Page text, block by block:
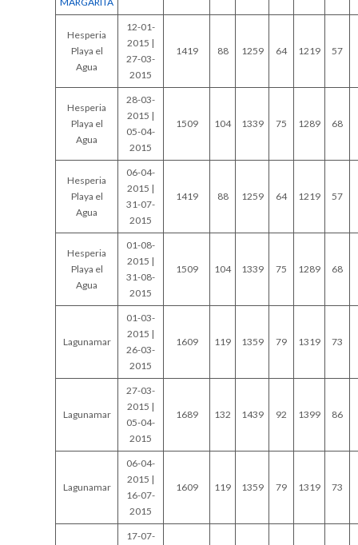
Hesperia
Playa el
Agua
12-01-
2015 |
27-03-
2015
1419 88 1259 64 1219 57
Hesperia
Playa el
Agua
28-03-
2015 |
05-04-
2015
1509 104 1339 75 1289 68
Hesperia
Playa el
Agua
06-04-
2015 |
31-07-
2015
1419 88 1259 64 1219 57
Hesperia
Playa el
Agua
01-08-
2015 |
31-08-
2015
1509 104 1339 75 1289 68
Lagunamar
01-03-
2015 |
26-03-
2015
1609 119 1359 79 1319 73
Lagunamar
27-03-
2015 |
05-04-
2015
1689 132 1439 92 1399 86
Lagunamar
06-04-
2015 |
16-07-
2015
1609 119 1359 79 1319 73
17-07-